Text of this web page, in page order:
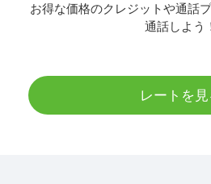
お得な価格のクレジットや通話
通話しよう
レートを見